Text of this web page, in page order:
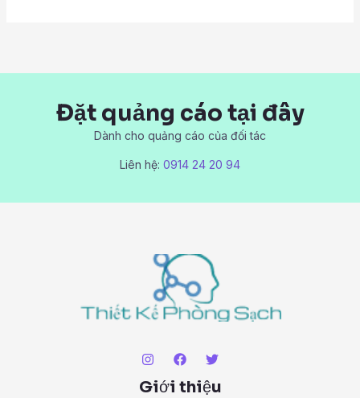
Đặt quảng cáo tại đây
Dành cho quảng cáo của đối tác
Liên hệ: 0914 24 20 94
Giới thiệu